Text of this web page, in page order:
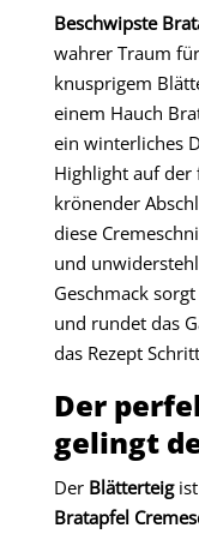
Beschwipste
wahrer Traum
knusprigem
einem Hauch
ein winterliches
Highlight auf der
krönender
diese
und
Geschmack
und rundet das
das Rezept
Der
gelingt
Der Blätterteigist
Bratapfel